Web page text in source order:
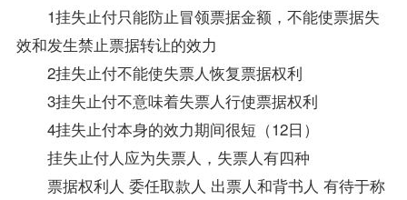
1挂失止付只能防止冒领票据金额，不能使票据失
效和发生禁止票据转让的效力
2挂失止付不能使失票人恢复票据权利
3挂失止付不意味着失票人行使票据权利
4挂失止付本身的效力期间很短（12日）
挂失止付人应为失票人，失票人有四种
票据权利人 委任取款人 出票人和背书人 有待于称